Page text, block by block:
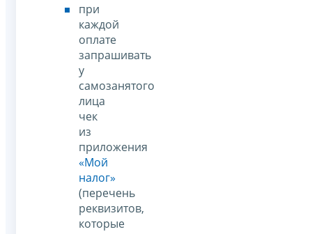
при
каждой
оплате
запрашивать
у
самозанятого
лица
чек
из
приложения
«Мой
налог»
(перечень
реквизитов,
которые